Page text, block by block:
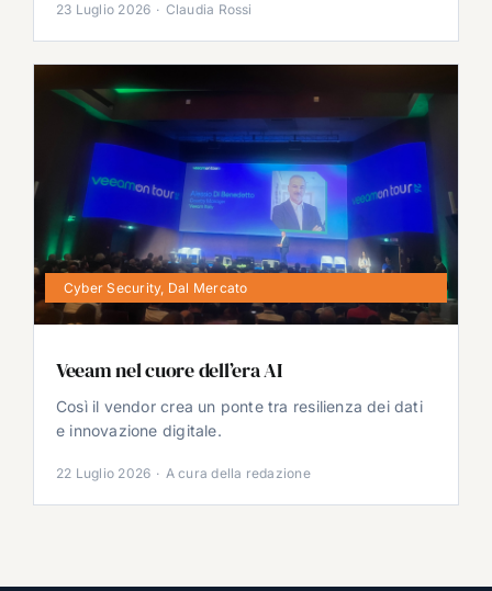
23 Luglio 2026 · Claudia Rossi
Cyber Security, Dal Mercato
Veeam nel cuore dell’era AI
Così il vendor crea un ponte tra resilienza dei dati
e innovazione digitale.
22 Luglio 2026 · A cura della redazione